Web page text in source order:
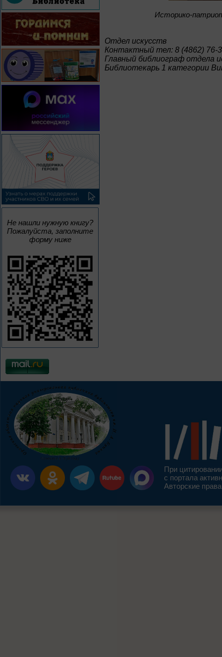
Не нашли нужную книгу?
Пожалуйста, заполните
форму ниже
Историко-
Отдел искусств
Контактный тел: 8 (4862) 76-
Главный библиограф отдела
Библиотекарь 1 категории
При
с портала
Авторские